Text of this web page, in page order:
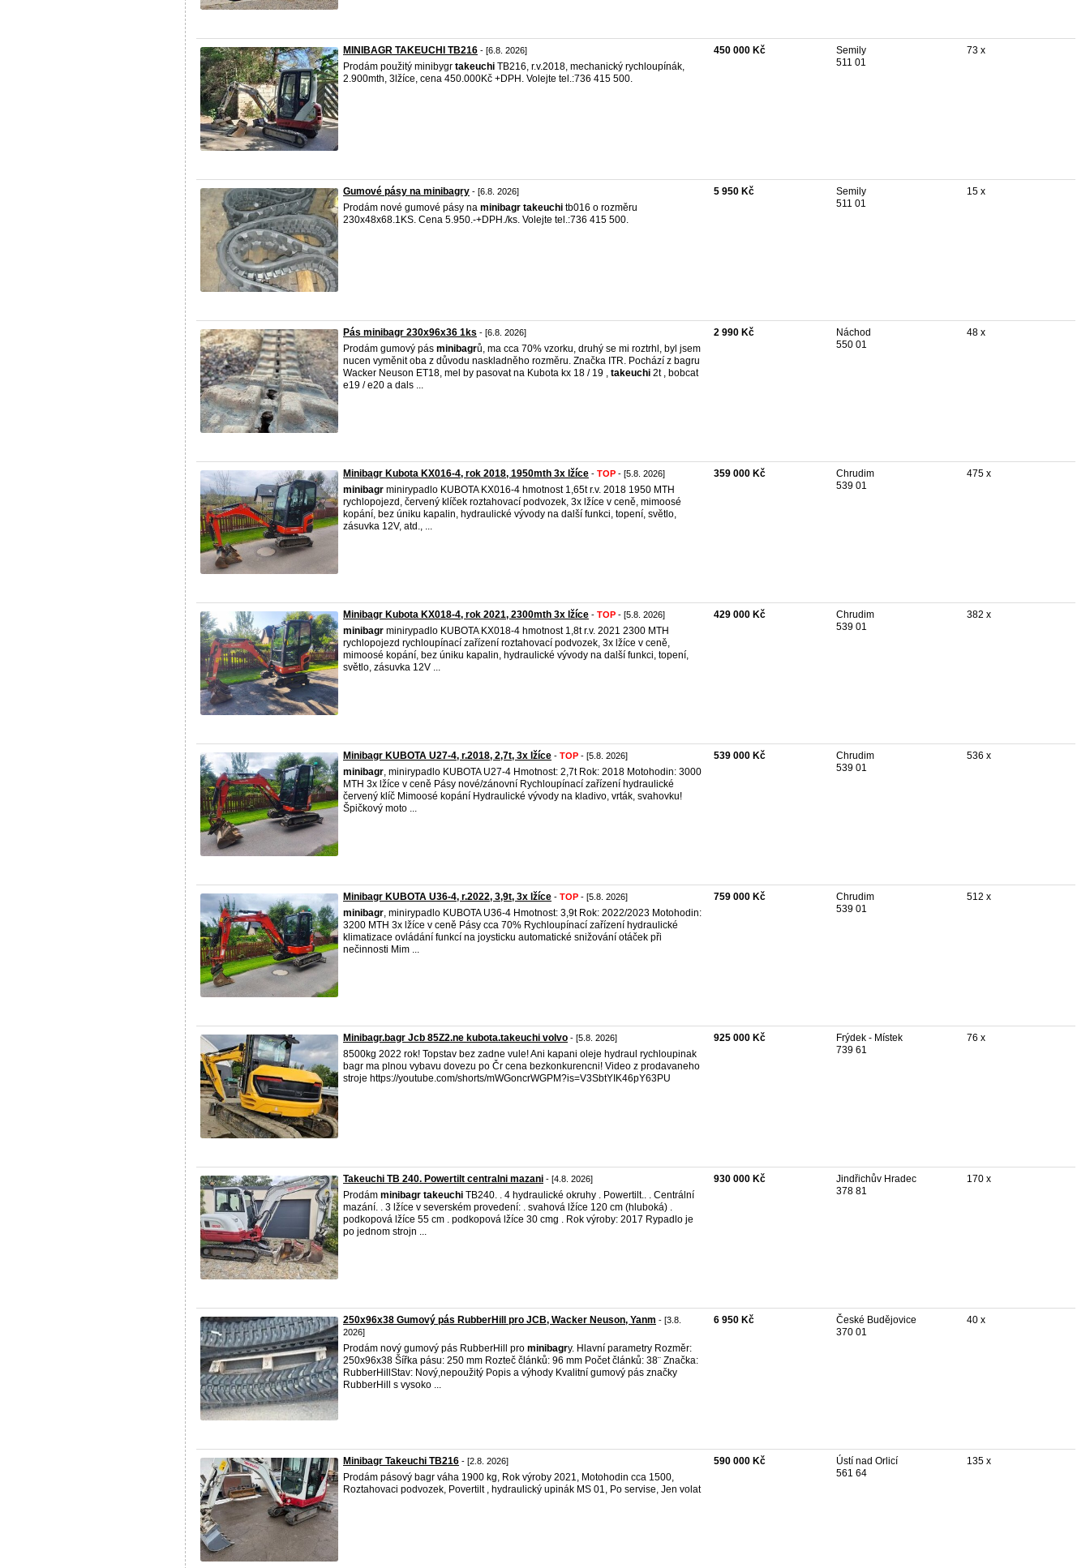
MINIBAGR TAKEUCHI TB216 - [6.8. 2026]
Prodám použitý minibygr takeuchi TB216, r.v.2018, mechanický rychloupínák,
2.900mth, 3lžíce, cena 450.000Kč +DPH. Volejte tel.:736 415 500.
450 000 Kč
Semily
511 01
73 x
Gumové pásy na minibagry - [6.8. 2026]
Prodám nové gumové pásy na minibagr takeuchi tb016 o rozměru
230x48x68.1KS. Cena 5.950.-+DPH./ks. Volejte tel.:736 415 500.
5 950 Kč
Semily
511 01
15 x
Pás minibagr 230x96x36 1ks - [6.8. 2026]
Prodám gumový pás minibagrů, ma cca 70% vzorku, druhý se mi roztrhl, byl jsem
nucen vyměnit oba z důvodu naskladněho rozměru. Značka ITR. Pochází z bagru
Wacker Neuson ET18, mel by pasovat na Kubota kx 18 / 19 , takeuchi 2t , bobcat
e19 / e20 a dals ...
2 990 Kč
Náchod
550 01
48 x
Minibagr Kubota KX016-4, rok 2018, 1950mth 3x lžíce - TOP - [5.8. 2026]
minibagr minirypadlo KUBOTA KX016-4 hmotnost 1,65t r.v. 2018 1950 MTH
rychlopojezd, červený klíček roztahovací podvozek, 3x lžíce v ceně, mimoosé
kopání, bez úniku kapalin, hydraulické vývody na další funkci, topení, světlo,
zásuvka 12V, atd., ...
359 000 Kč
Chrudim
539 01
475 x
Minibagr Kubota KX018-4, rok 2021, 2300mth 3x lžíce - TOP - [5.8. 2026]
minibagr minirypadlo KUBOTA KX018-4 hmotnost 1,8t r.v. 2021 2300 MTH
rychlopojezd rychloupínací zařízení roztahovací podvozek, 3x lžíce v ceně,
mimoosé kopání, bez úniku kapalin, hydraulické vývody na další funkci, topení,
světlo, zásuvka 12V ...
429 000 Kč
Chrudim
539 01
382 x
Minibagr KUBOTA U27-4, r.2018, 2,7t, 3x lžíce - TOP - [5.8. 2026]
minibagr, minirypadlo KUBOTA U27-4 Hmotnost: 2,7t Rok: 2018 Motohodin: 3000
MTH 3x lžíce v ceně Pásy nové/zánovní Rychloupínací zařízení hydraulické
červený klíč Mimoosé kopání Hydraulické vývody na kladivo, vrták, svahovku!
Špičkový moto ...
539 000 Kč
Chrudim
539 01
536 x
Minibagr KUBOTA U36-4, r.2022, 3,9t, 3x lžíce - TOP - [5.8. 2026]
minibagr, minirypadlo KUBOTA U36-4 Hmotnost: 3,9t Rok: 2022/2023 Motohodin:
3200 MTH 3x lžíce v ceně Pásy cca 70% Rychloupínací zařízení hydraulické
klimatizace ovládání funkcí na joysticku automatické snižování otáček při
nečinnosti Mim ...
759 000 Kč
Chrudim
539 01
512 x
Minibagr.bagr Jcb 85Z2.ne kubota.takeuchi volvo - [5.8. 2026]
8500kg 2022 rok! Topstav bez zadne vule! Ani kapani oleje hydraul rychloupinak
bagr ma plnou vybavu dovezu po Čr cena bezkonkurencni! Video z prodavaneho
stroje https://youtube.com/shorts/mWGoncrWGPM?is=V3SbtYIK46pY63PU
925 000 Kč
Frýdek - Místek
739 61
76 x
Takeuchi TB 240. Powertilt centralni mazani - [4.8. 2026]
Prodám minibagr takeuchi TB240. . 4 hydraulické okruhy . Powertilt.. . Centrální
mazání. . 3 lžíce v severském provedení: . svahová lžíce 120 cm (hluboká) .
podkopová lžíce 55 cm . podkopová lžíce 30 cmg . Rok výroby: 2017 Rypadlo je
po jednom strojn ...
930 000 Kč
Jindřichův Hradec
378 81
170 x
250x96x38 Gumový pás RubberHill pro JCB, Wacker Neuson, Yanm - [3.8.
2026]
Prodám nový gumový pás RubberHill pro minibagry. Hlavní parametry Rozměr:
250x96x38 Šířka pásu: 250 mm Rozteč článků: 96 mm Počet článků: 38¨ Značka:
RubberHillStav: Nový,nepoužitý Popis a výhody Kvalitní gumový pás značky
RubberHill s vysoko ...
6 950 Kč
České Budějovice
370 01
40 x
Minibagr Takeuchi TB216 - [2.8. 2026]
Prodám pásový bagr váha 1900 kg, Rok výroby 2021, Motohodin cca 1500,
Roztahovaci podvozek, Povertilt , hydraulický upinák MS 01, Po servise, Jen volat
590 000 Kč
Ústí nad Orlicí
561 64
135 x